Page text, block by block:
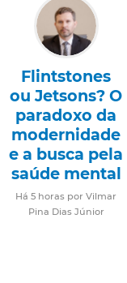
Flintstones
ou Jetsons? O
paradoxo da
modernidade
e a busca pela
saúde mental
Há 5 horas por Vilmar
Pina Dias Júnior